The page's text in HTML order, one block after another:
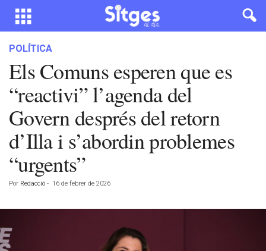
POLÍTICA
Els Comuns esperen que es
“reactivi” l’agenda del
Govern després del retorn
d’Illa i s’abordin problemes
“urgents”
Por Redacció - 16 de febrer de 2026